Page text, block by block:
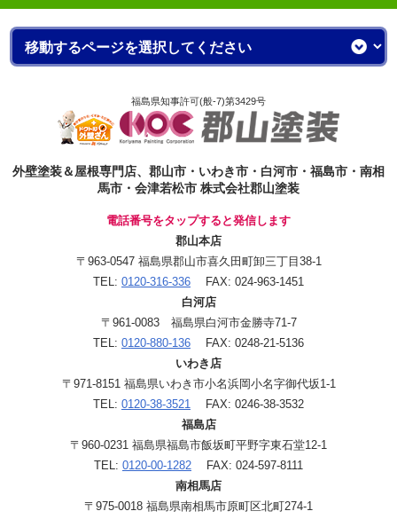
福島県知事許可(般-7)第3429号
外壁塗装＆屋根専門店、郡山市・いわき市・白河市・福島市・南相
馬市・会津若松市 株式会社郡山塗装
電話番号をタップすると発信します
郡山本店
〒963-0547 福島県郡山市喜久田町卸三丁目38-1
TEL: 0120-316-336 FAX: 024-963-1451
白河店
〒961-0083 福島県白河市金勝寺71-7
TEL: 0120-880-136 FAX: 0248-21-5136
いわき店
〒971-8151 福島県いわき市小名浜岡小名字御代坂1-1
TEL: 0120-38-3521 FAX: 0246-38-3532
福島店
〒960-0231 福島県福島市飯坂町平野字東石堂12-1
TEL: 0120-00-1282 FAX: 024-597-8111
南相馬店
〒975-0018 福島県南相馬市原町区北町274-1